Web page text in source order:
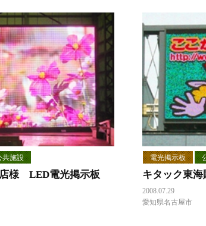
共施設
様 LED電光掲示板
電光掲示板
キタック東
2008.07.29
愛知県名古屋市